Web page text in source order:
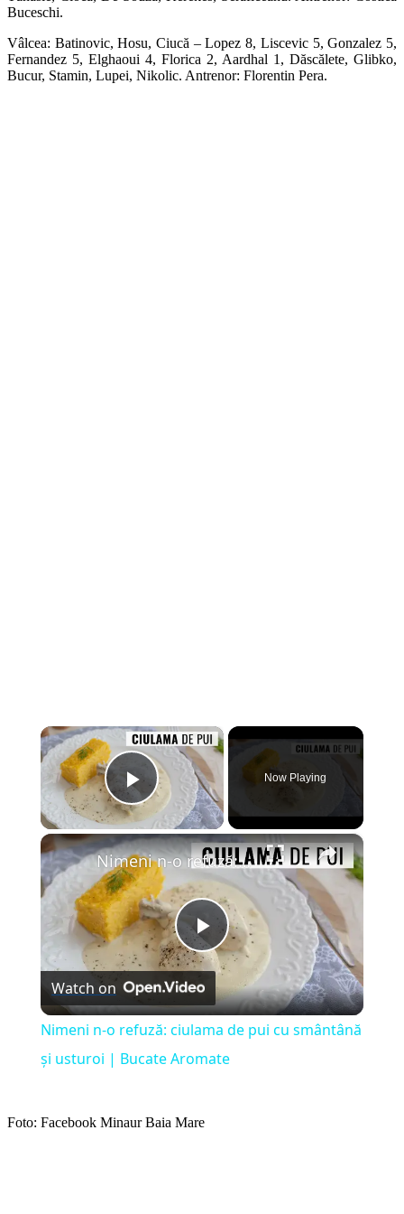
Buceschi.
Vâlcea: Batinovic, Hosu, Ciucă – Lopez 8, Liscevic 5, Gonzalez 5,
Fernandez 5, Elghaoui 4, Florica 2, Aardhal 1, Dăscălete, Glibko,
Bucur, Stamin, Lupei, Nikolic. Antrenor: Florentin Pera.
×
Play Video
Now Playing
×
Play
Video
Nimeni n-o refuză: ciulama de pui cu smântână și usturoi | Bucate Aromate
Watch on
Nimeni n-o refuză: ciulama de pui cu smântână
și usturoi | Bucate Aromate
Foto: Facebook Minaur Baia Mare